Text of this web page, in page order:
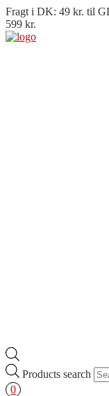
Fragt i DK: 49 kr. til
599 kr.
Products search
0